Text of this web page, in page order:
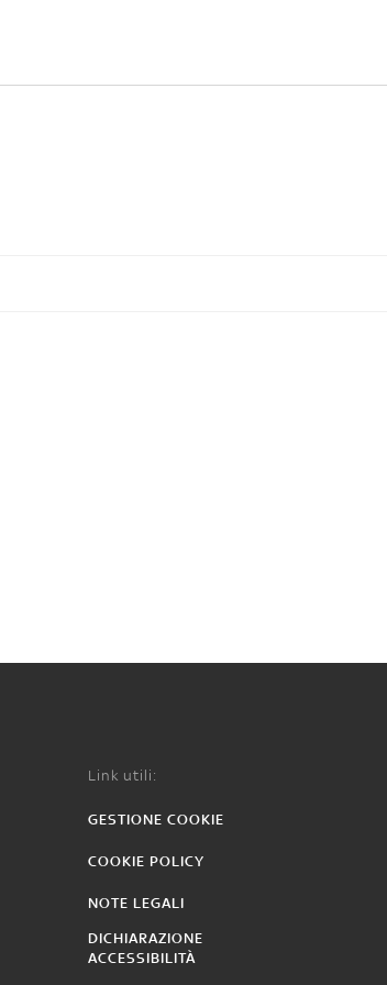
Link utili:
GESTIONE COOKIE
COOKIE POLICY
NOTE LEGALI
DICHIARAZIONE
ACCESSIBILITÀ